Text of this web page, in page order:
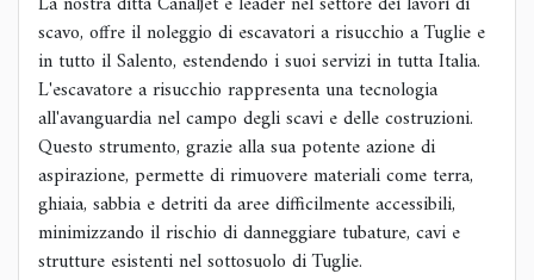
scavo, offre il noleggio di escavatori a risucchio a Tuglie e
in tutto il Salento, estendendo i suoi servizi in tutta Italia.
L'escavatore a risucchio rappresenta una tecnologia
all'avanguardia nel campo degli scavi e delle costruzioni.
Questo strumento, grazie alla sua potente azione di
aspirazione, permette di rimuovere materiali come terra,
ghiaia, sabbia e detriti da aree difficilmente accessibili,
minimizzando il rischio di danneggiare tubature, cavi e
strutture esistenti nel sottosuolo di Tuglie.